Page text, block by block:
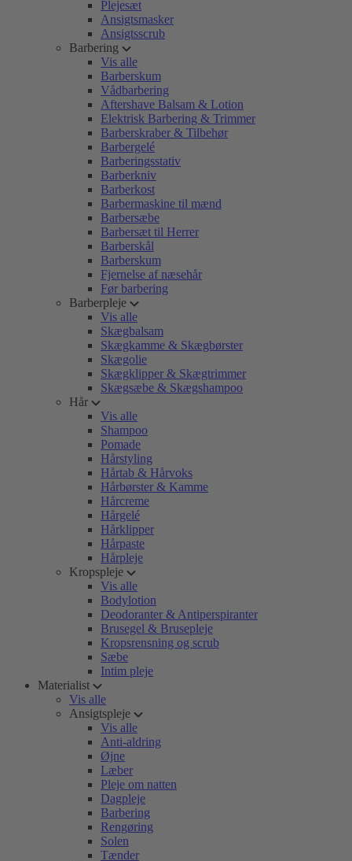
Plejesæt
Ansigtsmasker
Ansigtsscrub
Barbering
Vis alle
Barberskum
Vådbarbering
Aftershave Balsam & Lotion
Elektrisk Barbering & Trimmer
Barberskraber & Tilbehør
Barbergelé
Barberingsstativ
Barberkniv
Barberkost
Barbermaskine til mænd
Barbersæbe
Barbersæt til Herrer
Barberskål
Barberskum
Fjernelse af næsehår
Før barbering
Barberpleje
Vis alle
Skægbalsam
Skægkamme & Skægbørster
Skægolie
Skægklipper & Skægtrimmer
Skægsæbe & Skægshampoo
Hår
Vis alle
Shampoo
Pomade
Hårstyling
Hårtab & Hårvoks
Hårbørster & Kamme
Hårcreme
Hårgelé
Hårklipper
Hårpaste
Hårpleje
Kropspleje
Vis alle
Bodylotion
Deodoranter & Antiperspiranter
Brusegel & Brusepleje
Kropsrensning og scrub
Sæbe
Intim pleje
Materialist
Vis alle
Ansigtspleje
Vis alle
Anti-aldring
Øjne
Læber
Pleje om natten
Dagpleje
Barbering
Rengøring
Solen
Tænder